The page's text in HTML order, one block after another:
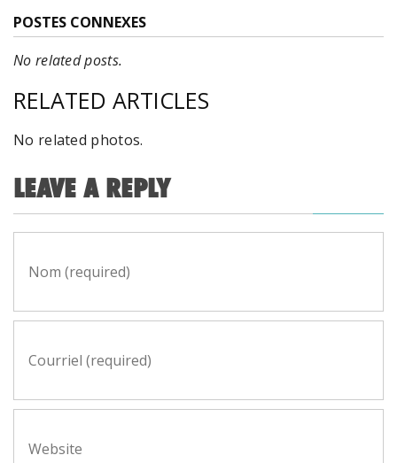
POSTES CONNEXES
No related posts.
RELATED ARTICLES
No related photos.
LEAVE A REPLY